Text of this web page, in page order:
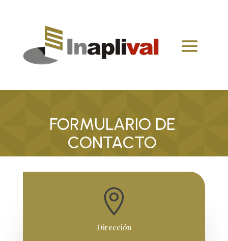
FORMULARIO DE
CONTACTO

Dirección